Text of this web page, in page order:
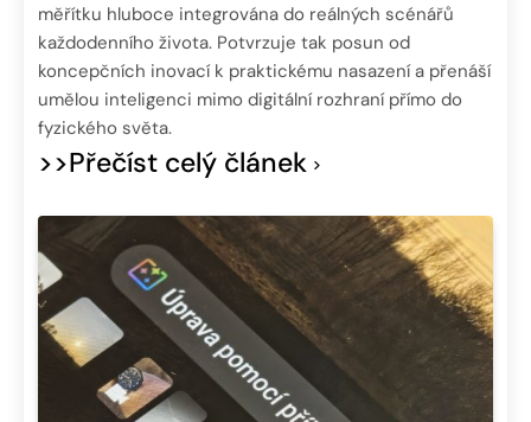
měřítku hluboce integrována do reálných scénářů
každodenního života. Potvrzuje tak posun od
koncepčních inovací k praktickému nasazení a přenáší
umělou inteligenci mimo digitální rozhraní přímo do
fyzického světa.
>>Přečíst celý článek